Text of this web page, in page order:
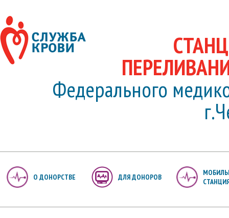
Федерального
О ДОНОРСТВЕ ДЛЯ ДОНОРОВ